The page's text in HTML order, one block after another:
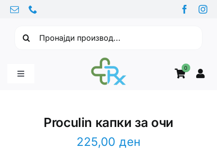
Skip
content
0
Toggle
Proculin капки за очи
225,00ден